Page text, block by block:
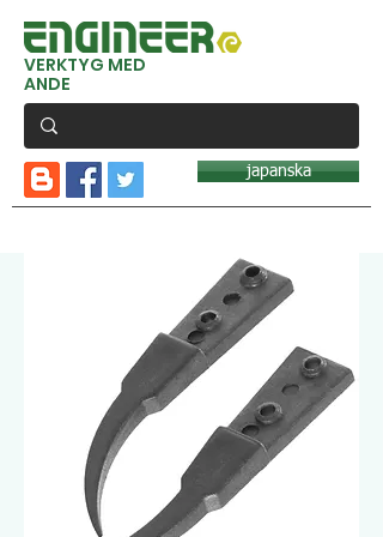
VERKTYG MED
ANDE
japanska